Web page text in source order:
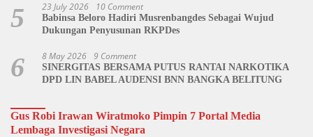
5 23 July 2026 10 Comment
Babinsa Beloro Hadiri Musrenbangdes Sebagai Wujud
Dukungan Penyusunan RKPDes
6 8 May 2026 9 Comment
SINERGITAS BERSAMA PUTUS RANTAI NARKOTIKA
DPD LIN BABEL AUDENSI BNN BANGKA BELITUNG
Gus Robi Irawan Wiratmoko Pimpin 7 Portal Media
Lembaga Investigasi Negara